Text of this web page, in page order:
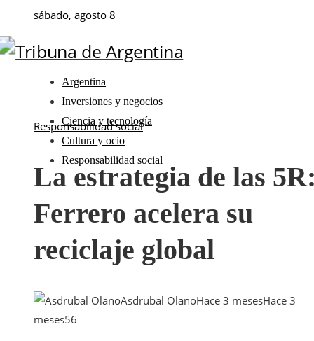
sábado, agosto 8
Argentina
Inversiones y negocios
Ciencia y tecnología
Cultura y ocio
Responsabilidad social
Responsabilidad social
La estrategia de las
Ferrero acelera su
reciclaje global
Asdrubal OlanoHace 3 mesesHace 3
meses56